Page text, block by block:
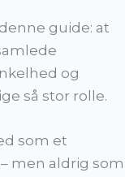
guide: at
og
så stor rolle.
som et
men aldrig som